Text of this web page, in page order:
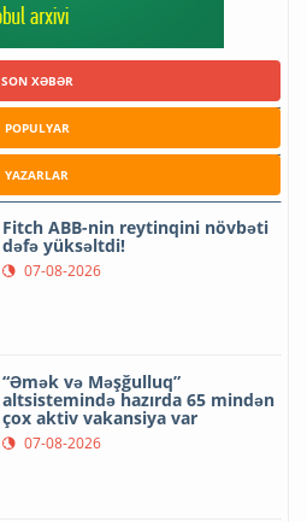
SON XƏBƏR
POPULYAR
YAZARLAR
Fitch ABB-nin reytinqini növbəti
dəfə yüksəltdi!
07-08-2026
“Əmək və Məşğulluq”
altsistemində hazırda 65 mindən
çox aktiv vakansiya var
07-08-2026